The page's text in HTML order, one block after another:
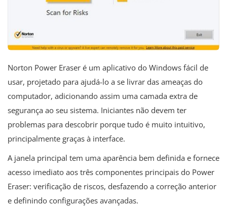
Norton Power Eraser é um aplicativo do Windows fácil de
usar, projetado para ajudá-lo a se livrar das ameaças do
computador, adicionando assim uma camada extra de
segurança ao seu sistema. Iniciantes não devem ter
problemas para descobrir porque tudo é muito intuitivo,
principalmente graças à interface.
A janela principal tem uma aparência bem definida e fornece
acesso imediato aos três componentes principais do Power
Eraser: verificação de riscos, desfazendo a correção anterior
e definindo configurações avançadas.